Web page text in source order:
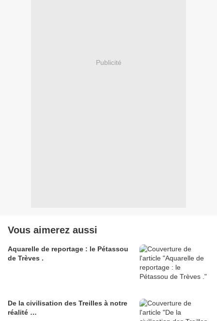
Publicité
Vous aimerez aussi
Aquarelle de reportage : le Pétassou
de Trèves .
De la civilisation des Treilles à notre
réalité …